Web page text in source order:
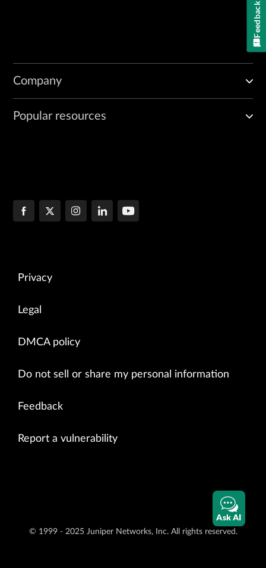
Company
Popular resources
Privacy
Legal
DMCA policy
Do not sell or share my personal information
Feedback
Report a vulnerability
© 1999 - 2025 Juniper Networks, Inc. All rights reserved.
Ask AI
Feedback